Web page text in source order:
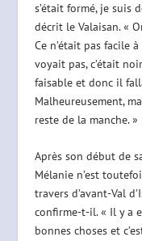
s’était formé, je suis
décrit le Valaisan. «
Ce n’était pas facile
voyait pas, c’était
faisable et donc il
Malheureusement,
reste de la manche. »
Après son début de
Mélanie n’est
travers d’avant-Val
confirme-t-il. « Il y a
bonnes choses et